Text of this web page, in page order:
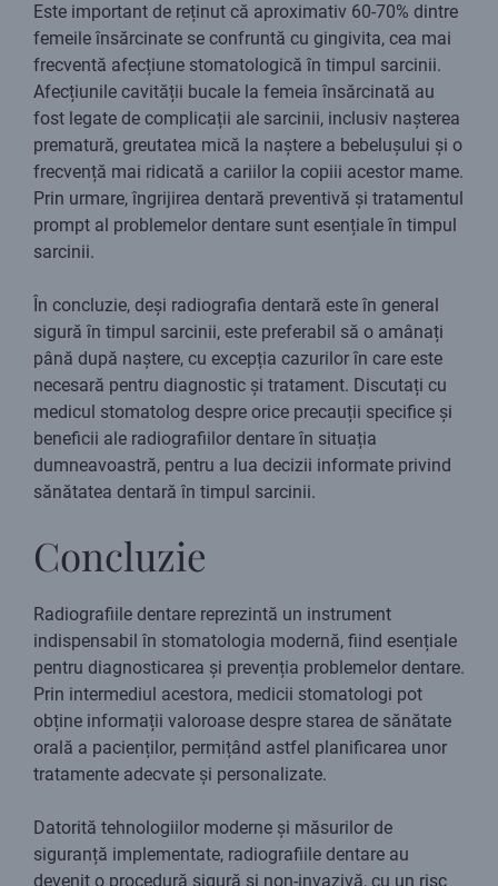
Este important de reținut că aproximativ 60-70% dintre
femeile însărcinate se confruntă cu gingivita, cea mai
frecventă afecțiune stomatologică în timpul sarcinii.
Afecțiunile cavității bucale la femeia însărcinată au
fost legate de complicații ale sarcinii, inclusiv nașterea
prematură, greutatea mică la naștere a bebelușului și o
frecvență mai ridicată a cariilor la copiii acestor mame.
Prin urmare, îngrijirea dentară preventivă și tratamentul
prompt al problemelor dentare sunt esențiale în timpul
sarcinii.
În concluzie, deși radiografia dentară este în general
sigură în timpul sarcinii, este preferabil să o amânați
până după naștere, cu excepția cazurilor în care este
necesară pentru diagnostic și tratament. Discutați cu
medicul stomatolog despre orice precauții specifice și
beneficii ale radiografiilor dentare în situația
dumneavoastră, pentru a lua decizii informate privind
sănătatea dentară în timpul sarcinii.
Concluzie
Radiografiile dentare reprezintă un instrument
indispensabil în stomatologia modernă, fiind esențiale
pentru diagnosticarea și prevenția problemelor dentare.
Prin intermediul acestora, medicii stomatologi pot
obține informații valoroase despre starea de sănătate
orală a pacienților, permițând astfel planificarea unor
tratamente adecvate și personalizate.
Datorită tehnologiilor moderne și măsurilor de
siguranță implementate, radiografiile dentare au
devenit o procedură sigură și non-invazivă, cu un risc